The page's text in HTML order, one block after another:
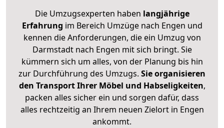
Die Umzugsexperten haben langjährige
Erfahrung im Bereich Umzüge nach Engen und
kennen die Anforderungen, die ein Umzug von
Darmstadt nach Engen mit sich bringt. Sie
kümmern sich um alles, von der Planung bis hin
zur Durchführung des Umzugs. Sie organisieren
den Transport Ihrer Möbel und Habseligkeiten,
packen alles sicher ein und sorgen dafür, dass
alles rechtzeitig an Ihrem neuen Zielort in Engen
ankommt.